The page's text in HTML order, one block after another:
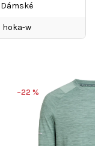
Dámské
hoka-w
–22 %